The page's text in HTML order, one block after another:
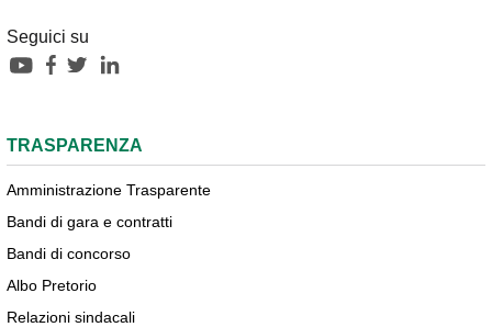
Seguici su
TRASPARENZA
Amministrazione Trasparente
Bandi di gara e contratti
Bandi di concorso
Albo Pretorio
Relazioni sindacali